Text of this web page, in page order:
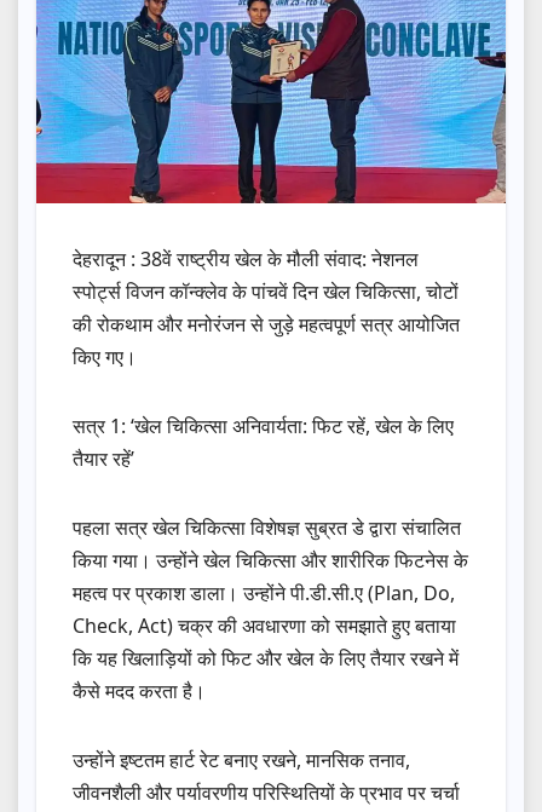
देहरादून : 38वें राष्ट्रीय खेल के मौली संवाद: नेशनल
स्पोर्ट्स विजन कॉन्क्लेव के पांचवें दिन खेल चिकित्सा, चोटों
की रोकथाम और मनोरंजन से जुड़े महत्वपूर्ण सत्र आयोजित
किए गए।
सत्र 1: ‘खेल चिकित्सा अनिवार्यता: फिट रहें, खेल के लिए
तैयार रहें’
पहला सत्र खेल चिकित्सा विशेषज्ञ सुब्रत डे द्वारा संचालित
किया गया। उन्होंने खेल चिकित्सा और शारीरिक फिटनेस के
महत्व पर प्रकाश डाला। उन्होंने पी.डी.सी.ए (Plan, Do,
Check, Act) चक्र की अवधारणा को समझाते हुए बताया
कि यह खिलाड़ियों को फिट और खेल के लिए तैयार रखने में
कैसे मदद करता है।
उन्होंने इष्टतम हार्ट रेट बनाए रखने, मानसिक तनाव,
जीवनशैली और पर्यावरणीय परिस्थितियों के प्रभाव पर चर्चा